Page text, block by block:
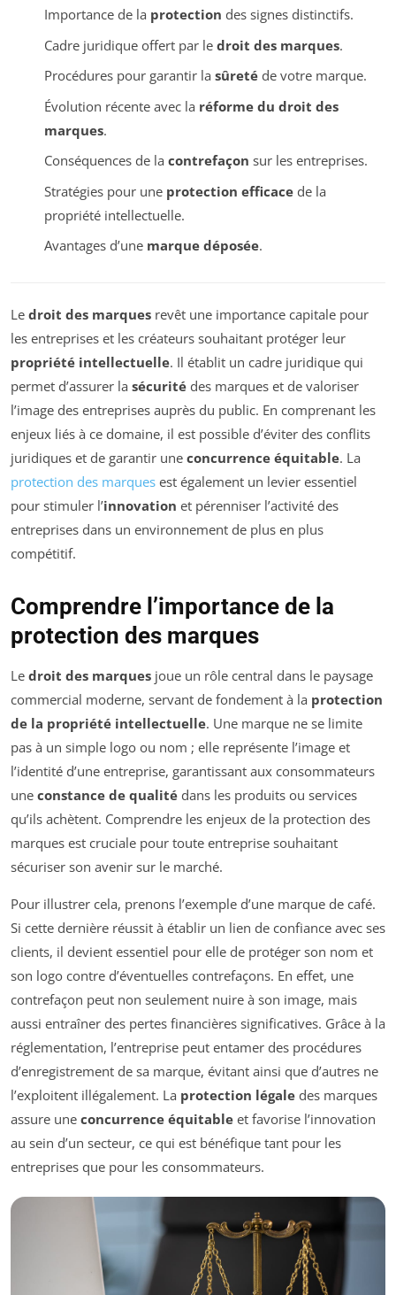
Importance de la protection des signes distinctifs.
Cadre juridique offert par le droit des marques.
Procédures pour garantir la sûretéde votre marque.
Évolution récente avec la réforme du droit des
marques.
Conséquences de la contrefaçon sur les entreprises.
Stratégies pour une protection efficacede la
propriété intellectuelle.
Avantages d’une marque déposée.
Le droit des marques revêt une importance capitale pour
les entreprises et les créateurs souhaitant protéger leur
propriété intellectuelle. Il établit un cadre juridique qui
permet d’assurer la sécurité des marques et de valoriser
l’image des entreprises auprès du public. En comprenant les
enjeux liés à ce domaine, il est possible d’éviter des conflits
juridiques et de garantir une concurrence équitable. La
protection des marques est également un levier essentiel
pour stimuler l’innovation et pérenniser l’activité des
entreprises dans un environnement de plus en plus
compétitif.
Comprendre l’importance de la
protection des marques
Le droit des marques joue un rôle central dans le paysage
commercial moderne, servant de fondement à la protection
de la propriété intellectuelle. Une marque ne se limite
pas à un simple logo ou nom ; elle représente l’image et
l’identité d’une entreprise, garantissant aux consommateurs
une constance de qualité dans les produits ou services
qu’ils achètent. Comprendre les enjeux de la protection des
marques est cruciale pour toute entreprise souhaitant
sécuriser son avenir sur le marché.
Pour illustrer cela, prenons l’exemple d’une marque de café.
Si cette dernière réussit à établir un lien de confiance avec ses
clients, il devient essentiel pour elle de protéger son nom et
son logo contre d’éventuelles contrefaçons. En effet, une
contrefaçon peut non seulement nuire à son image, mais
aussi entraîner des pertes financières significatives. Grâce à la
réglementation, l’entreprise peut entamer des procédures
d’enregistrement de sa marque, évitant ainsi que d’autres ne
l’exploitent illégalement. La protection légale des marques
assure une concurrence équitable et favorise l’innovation
au sein d’un secteur, ce qui est bénéfique tant pour les
entreprises que pour les consommateurs.